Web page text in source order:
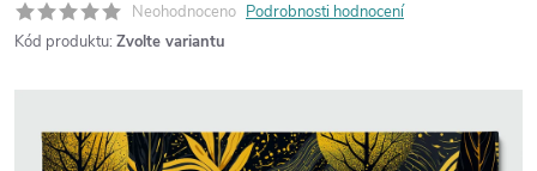
Neohodnoceno Podrobnosti hodnocení
Kód produktu: Zvolte variantu